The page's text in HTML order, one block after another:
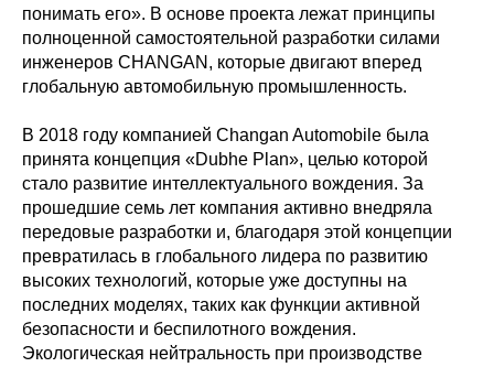
понимать его». В основе проекта лежат принципы
полноценной самостоятельной разработки силами
инженеров CHANGAN, которые двигают вперед
глобальную автомобильную промышленность.
В 2018 году компанией Changan Automobile была
принята концепция «Dubhe Plan», целью которой
стало развитие интеллектуального вождения. За
прошедшие семь лет компания активно внедряла
передовые разработки и, благодаря этой концепции
превратилась в глобального лидера по развитию
высоких технологий, которые уже доступны на
последних моделях, таких как функции активной
безопасности и беспилотного вождения.
Экологическая нейтральность при производстве